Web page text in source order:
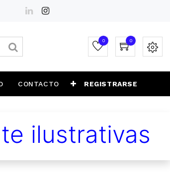
0 0
CONTACTO REGISTRARSE
ilustrativas